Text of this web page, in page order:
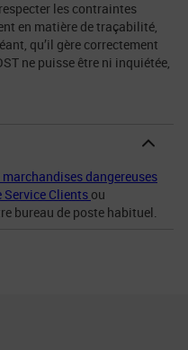
les contraintes
en matière de traçabilité,
qu’il gère correctement
ne puisse être ni inquiétée,
dangereuses
Clients ou
bureau de poste habituel.